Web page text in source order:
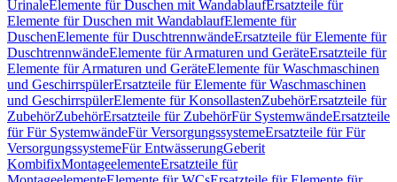
UrinaleElemente für Duschen mit WandablaufErsatzteile für
Elemente für Duschen mit WandablaufElemente für
DuschenElemente für DuschtrennwändeErsatzteile für Elemente für
DuschtrennwändeElemente für Armaturen und GeräteErsatzteile für
Elemente für Armaturen und GeräteElemente für Waschmaschinen
und GeschirrspülerErsatzteile für Elemente für Waschmaschinen
und GeschirrspülerElemente für KonsollastenZubehörErsatzteile für
ZubehörZubehörErsatzteile für ZubehörFür SystemwändeErsatzteile
für Für SystemwändeFür VersorgungssystemeErsatzteile für Für
VersorgungssystemeFür EntwässerungGeberit
KombifixMontageelementeErsatzteile für